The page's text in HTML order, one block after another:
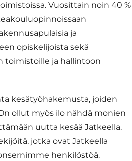
Vuosittain noin 40 %
ja
opiskelijoista sekä
toimistoille ja hallintoon
kesätyöhakemusta, joiden
ollut myös ilo nähdä monien
uutta kesää Jatkeella.
jotka ovat Jatkeella
henkilöstöä.